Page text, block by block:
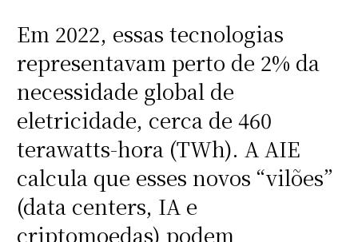
Em 2022, essas tecnologias
representavam perto de 2% da
necessidade global de
eletricidade, cerca de 460
terawatts-hora (TWh). A AIE
calcula que esses novos “vilões”
(data centers, IA e
criptomoedas) podem